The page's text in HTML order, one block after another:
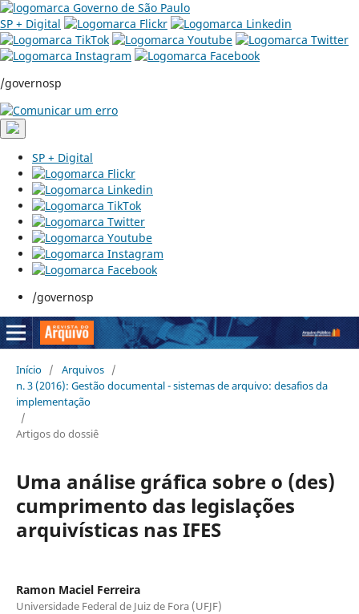
SP + Digital
/governosp
SP + Digital
/governosp
Início / Arquivos /
n. 3 (2016): Gestão documental - sistemas de arquivo: desafios da
implementação
/
Artigos do dossiê
Uma análise gráfica sobre o (des)
cumprimento das legislações
arquivísticas nas IFES
Ramon Maciel Ferreira
Universidade Federal de Juiz de Fora (UFJF)